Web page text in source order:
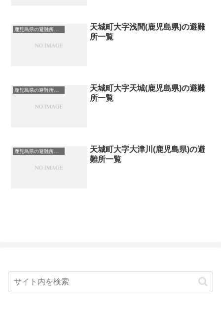
鹿児島県の避難所一覧
天城町大字浅間(鹿児島県)の避難
所一覧
鹿児島県の避難所一覧
天城町大字天城(鹿児島県)の避難
所一覧
鹿児島県の避難所一覧
天城町大字大津川(鹿児島県)の避
難所一覧